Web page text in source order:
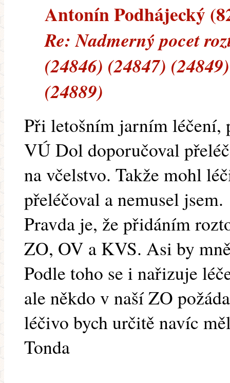
Antonín Podhájecký
Re: Nadmerný pocet
(24846) (24847)
(24889)
Při letošním jarním léčení,
VÚ Dol doporučoval
na včelstvo. Takže mohl
přeléčoval a nemusel jsem.
Pravda je, že přidáním
ZO, OV a KVS. Asi by
Podle toho se i nařizuje
ale někdo v naší ZO
léčivo bych určitě navíc
Tonda